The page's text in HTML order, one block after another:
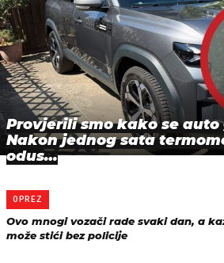
Provjerili smo kako se auto
Nakon jednog sata
odus…
OPREZ
Ovo mnogi vozači rade svaki dan, a
može stići bez policije